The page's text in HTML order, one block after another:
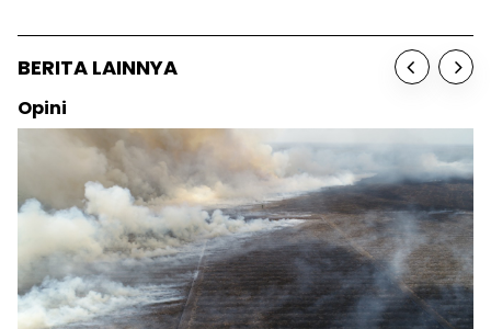
BERITA LAINNYA
Opini